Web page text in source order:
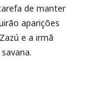
de manter
aparições
e a irmã